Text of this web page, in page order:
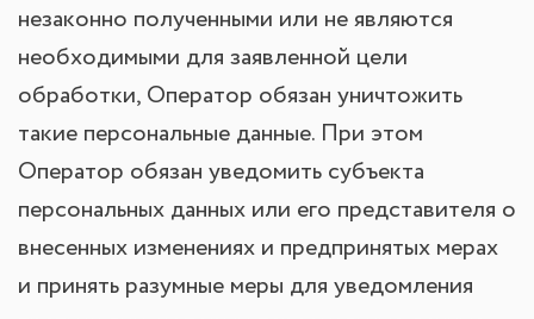
незаконно полученными или не являются
необходимыми для заявленной цели
обработки, Оператор обязан уничтожить
такие персональные данные. При этом
Оператор обязан уведомить субъекта
персональных данных или его представителя о
внесенных изменениях и предпринятых мерах
и принять разумные меры для уведомления